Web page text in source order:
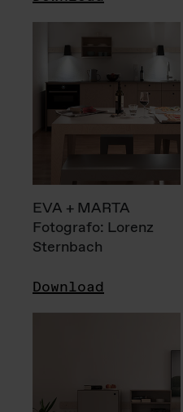
EVA + MARTA
Fotografo: Lorenz
Sternbach
Download